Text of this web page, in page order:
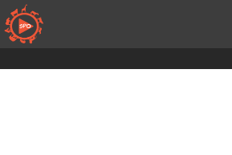
Aceder
diretamente
ao
conteúdo
Pt.sportsmansparadiseonline.com